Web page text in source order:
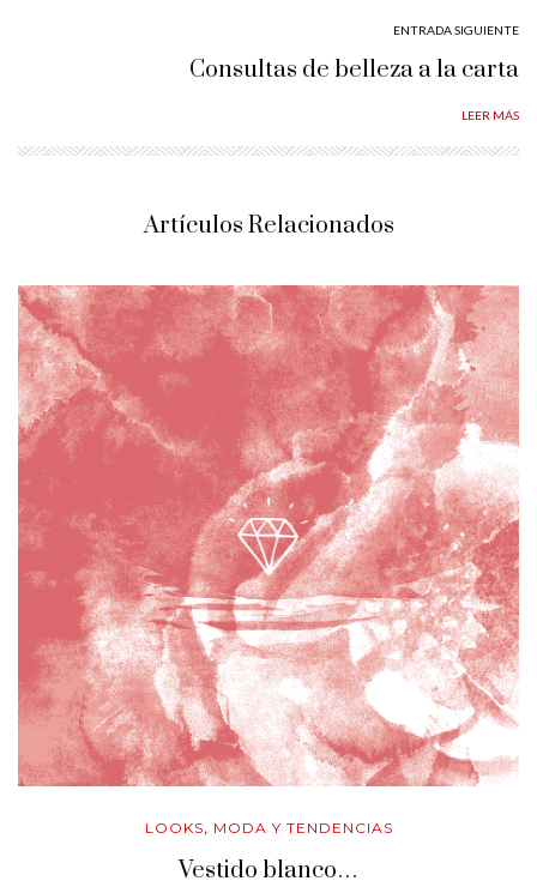
ENTRADA SIGUIENTE
Consultas de belleza a la carta
LEER MÁS
Artículos Relacionados
LOOKS, MODA Y TENDENCIAS
Vestido blanco…